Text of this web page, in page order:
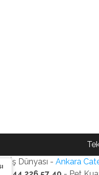
- İş Dünyası - Ankara